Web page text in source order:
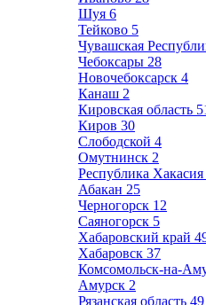
Шуя 6
Тейково 5
Чувашская
Чебоксары 28
Новочебоксарск 4
Канаш 2
Кировская область
Киров 30
Слободской 4
Омутнинск 2
Республика Хакасия
Абакан 25
Черногорск 12
Саяногорск 5
Хабаровский край
Хабаровск 37
Комсомольск-на-
Амурск 2
Рязанская область 49